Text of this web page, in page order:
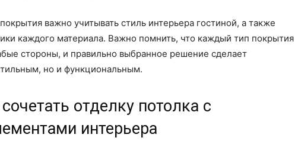
важно учитывать стиль интерьера гостиной, а также
каждого материала. Важно помнить, что каждый тип покрытия
стороны, и правильно выбранное решение сделает
но и функциональным.
отделку потолка с
интерьера